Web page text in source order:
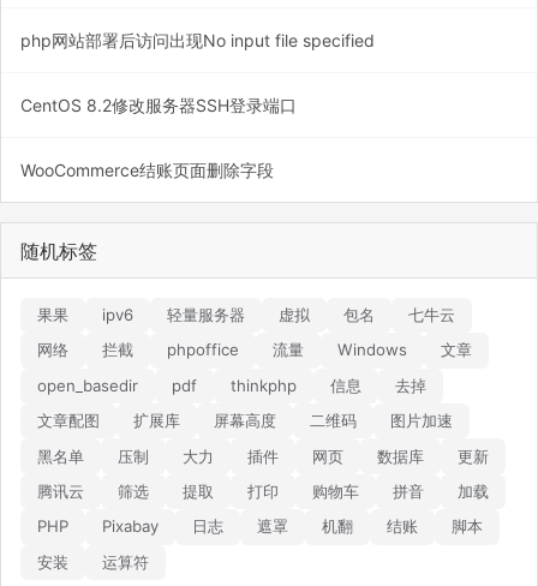
php网站部署后访问出现No input file specified
CentOS 8.2修改服务器SSH登录端口
WooCommerce结账页面删除字段
随机标签
果果 ipv6 轻量服务器 虚拟 包名
七牛云
网络
拦截 phpoffice 流量 Windows
文章
open_basedir
pdf thinkphp 信息
去掉
文章配图
扩展库 屏幕高度 二维码
图片加速
黑名单
压制 大力 插件 网页 数据库
更新
腾讯云
筛选 提取 打印 购物车 拼音
加载
PHP
Pixabay 日志 遮罩 机翻 结账
脚本
安装
运算符